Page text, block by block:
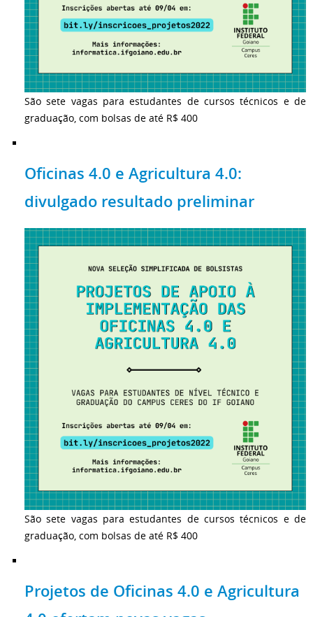
São sete vagas para estudantes de cursos técnicos e de
graduação, com bolsas de até R$ 400
Oficinas 4.0 e Agricultura 4.0:
divulgado resultado preliminar
São sete vagas para estudantes de cursos técnicos e de
graduação, com bolsas de até R$ 400
Projetos de Oficinas 4.0 e Agricultura